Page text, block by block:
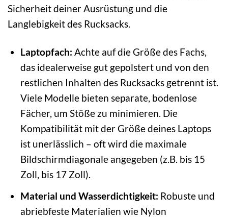
Sicherheit deiner Ausrüstung und die
Langlebigkeit des Rucksacks.
Laptopfach: Achte auf die Größe des Fachs,
das idealerweise gut gepolstert und von den
restlichen Inhalten des Rucksacks getrennt ist.
Viele Modelle bieten separate, bodenlose
Fächer, um Stöße zu minimieren. Die
Kompatibilität mit der Größe deines Laptops
ist unerlässlich – oft wird die maximale
Bildschirmdiagonale angegeben (z.B. bis 15
Zoll, bis 17 Zoll).
Material und Wasserdichtigkeit: Robuste und
abriebfeste Materialien wie Nylon